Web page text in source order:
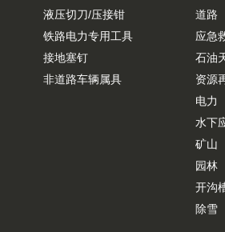
液压切刀/压接钳
铁路电力专用工具
接地塞钉
非道路车辆属具
道路
应急
石油
资源
电力
水下
矿山
园林
开沟
除雪